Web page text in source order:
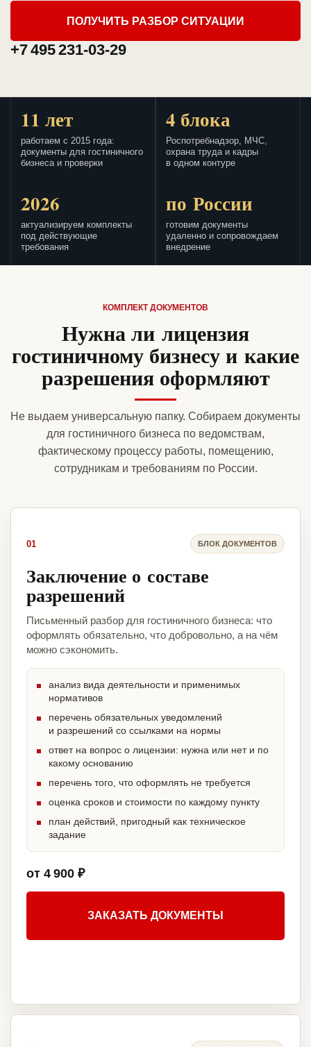
ПОЛУЧИТЬ РАЗБОР СИТУАЦИИ
+7 495 231-03-29
11 лет
работаем с 2015 года:
документы для гостиничного
бизнеса и проверки
4 блока
Роспотребнадзор, МЧС,
охрана труда и кадры
в одном контуре
2026
актуализируем комплекты
под действующие
требования
по России
готовим документы
удаленно и сопровождаем
внедрение
КОМПЛЕКТ ДОКУМЕНТОВ
Нужна ли лицензия
гостиничному бизнесу и какие
разрешения оформляют
Не выдаем универсальную папку. Собираем документы
для гостиничного бизнеса по ведомствам,
фактическому процессу работы, помещению,
сотрудникам и требованиям по России.
01 БЛОК ДОКУМЕНТОВ
Заключение о составе
разрешений
Письменный разбор для гостиничного бизнеса: что
оформлять обязательно, что добровольно, а на чём
можно сэкономить.
анализ вида деятельности и применимых
нормативов
перечень обязательных уведомлений
и разрешений со ссылками на нормы
ответ на вопрос о лицензии: нужна или нет и по
какому основанию
перечень того, что оформлять не требуется
оценка сроков и стоимости по каждому пункту
план действий, пригодный как техническое
задание
от 4 900 ₽
ЗАКАЗАТЬ ДОКУМЕНТЫ